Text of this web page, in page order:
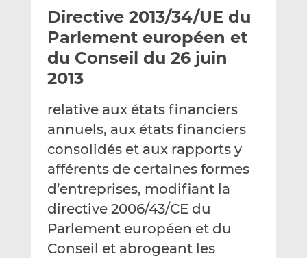
y
e
r
p
e
m
i
l
a
g
e
r
r
L
n
k
e
d
n
a
g
e
r
r
F
c
e
b
o
k
Directive 2013/34/UE du
Parlement européen et
du Conseil du 26 juin
2013
relative aux états financiers
annuels, aux états financiers
consolidés et aux rapports y
afférents de certaines formes
d’entreprises, modifiant la
directive 2006/43/CE du
Parlement européen et du
Conseil et abrogeant les